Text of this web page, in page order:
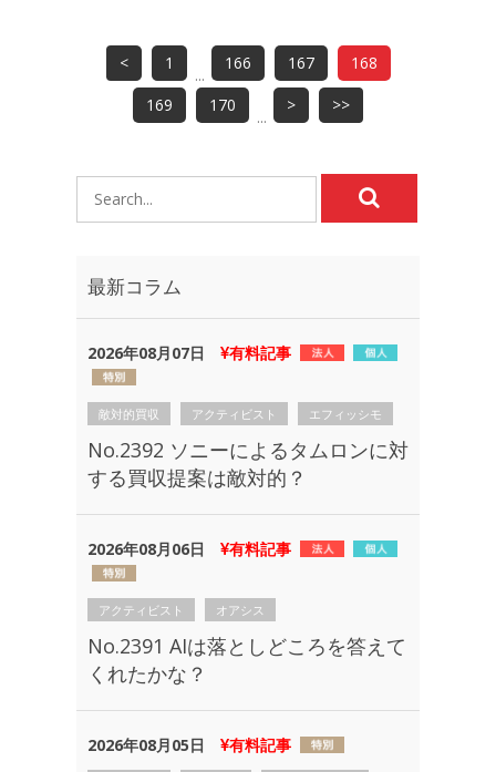
< 1
...
166 167
168
169
170
...
> >>
最新コラム
2026年08月07日 有料記事
敵対的買収 アクティビスト エフィッシモ
No.2392 ソニーによるタムロンに対
する買収提案は敵対的？
2026年08月06日 有料記事
アクティビスト オアシス
No.2391 AIは落としどころを答えて
くれたかな？
2026年08月05日 有料記事